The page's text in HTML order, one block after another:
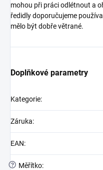
mohou při práci odlétnout a
ředidly doporučujeme
mělo být dobře větrané.
Doplňkové parametry
Kategorie:
Záruka:
EAN:
? Měřítko: